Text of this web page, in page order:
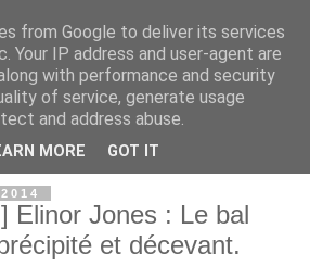
Elinor Jones : Le bal
et décevant.
from Google to deliver its services
Your IP address and user-agent are
with performance and security
of service, generate usage
and address abuse.
MORE GOT IT